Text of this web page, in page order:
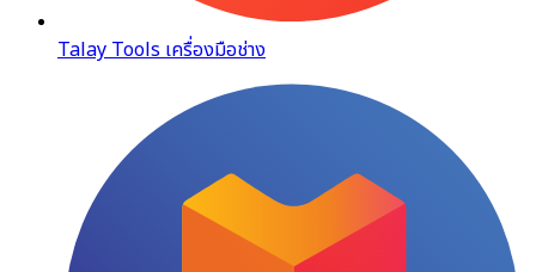
Talay Tools เครื่องมือช่าง